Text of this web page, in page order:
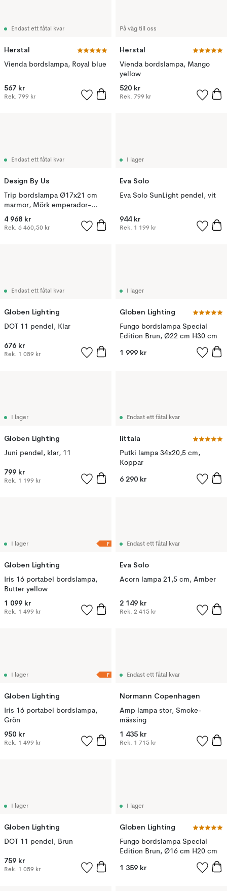
Endast ett fåtal kvar
Herstal
Vienda bordslampa, Royal blue
567 kr
Rek. 799 kr
På väg till oss
Herstal
Vienda bordslampa, Mango
yellow
520 kr
Rek. 799 kr
Endast ett fåtal kvar
Design By Us
Trip bordslampa Ø17x21 cm
marmor, Mörk emperador-
blank opal
4 968 kr
Rek. 6 460,50 kr
I lager
Eva Solo
Eva Solo SunLight pendel, vit
944 kr
Rek. 1 199 kr
Endast ett fåtal kvar
Globen Lighting
DOT 11 pendel, Klar
676 kr
Rek. 1 059 kr
I lager
Globen Lighting
Fungo bordslampa Special
Edition Brun, Ø22 cm H30 cm
1 999 kr
I lager
Globen Lighting
Juni pendel, klar, 11
799 kr
Rek. 1 199 kr
Endast ett fåtal kvar
Iittala
Putki lampa 34x20,5 cm,
Koppar
6 290 kr
F
I lager
Globen Lighting
Iris 16 portabel bordslampa,
Butter yellow
1 099 kr
Rek. 1 499 kr
Endast ett fåtal kvar
Eva Solo
Acorn lampa 21,5 cm, Amber
2 149 kr
Rek. 2 415 kr
F
I lager
Globen Lighting
Iris 16 portabel bordslampa,
Grön
950 kr
Rek. 1 499 kr
Endast ett fåtal kvar
Normann Copenhagen
Amp lampa stor, Smoke-
mässing
1 435 kr
Rek. 1 715 kr
I lager
Globen Lighting
DOT 11 pendel, Brun
759 kr
Rek. 1 059 kr
I lager
Globen Lighting
Fungo bordslampa Special
Edition Brun, Ø16 cm H20 cm
1 359 kr